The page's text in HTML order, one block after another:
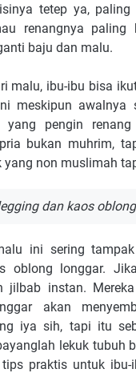
tetep ya,
renangnya paling
baju dan malu.
malu, ibu-ibu bisa
meskipun awalnya
yang pengin
bukan muhrim,
non muslimah
dan kaos
ini sering
oblong longgar.
jilbab instan.
akan
iya sih, tapi itu
lekuk tubuh
tips praktis untuk ibu-